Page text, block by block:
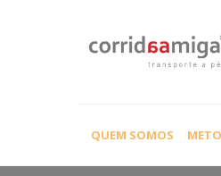
QUEM SOMOS